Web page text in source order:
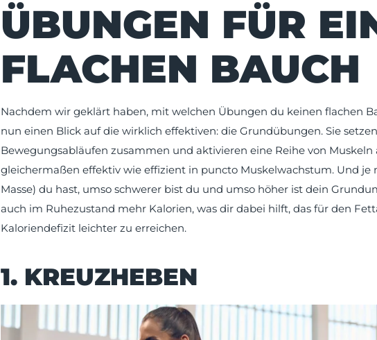
ÜBUNGEN FÜR
FLACHEN BAUCH
Nachdem wir geklärt haben, mit welchen Übungen du keinen flachen
nun einen Blick auf die wirklich effektiven: die Grundübungen. Sie
Bewegungsabläufen zusammen und aktivieren eine Reihe von Muskeln
gleichermaßen effektiv wie effizient in puncto Muskelwachstum. Und je
Masse) du hast, umso schwerer bist du und umso höher ist dein
auch im Ruhezustand mehr Kalorien, was dir dabei hilft, das für den
Kaloriendefizit leichter zu erreichen.
1. KREUZHEBEN